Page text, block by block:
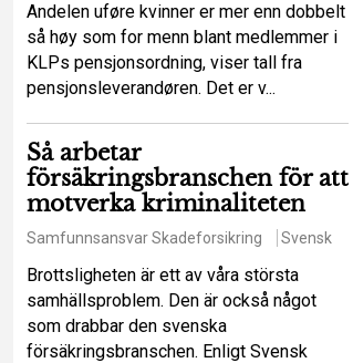
Andelen uføre kvinner er mer enn dobbelt
så høy som for menn blant medlemmer i
KLPs pensjonsordning, viser tall fra
pensjonsleverandøren. Det er v...
Så arbetar
försäkringsbranschen för att
motverka kriminaliteten
SamfunnsansvarSkadeforsikring Svensk
Brottsligheten är ett av våra största
samhällsproblem. Den är också något
som drabbar den svenska
försäkringsbranschen. Enligt Svensk
hot mot de
principerna?
Regelverk Svensk
ett större antal försäkringstagare ska